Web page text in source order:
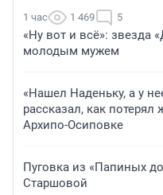
1 час 1 469 5
«Ну вот и всё»: звезда
молодым мужем
«Нашел Наденьку, а у
рассказал, как
Архипо-Осиповке
Пуговка из «Папиных
Старшовой